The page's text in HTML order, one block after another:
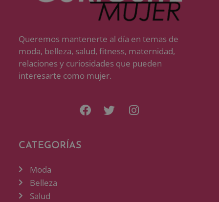
Queremos mantenerte al día en temas de
moda, belleza, salud, fitness, maternidad,
relaciones y curiosidades que pueden
interesarte como mujer.
CATEGORÍAS
Moda
Belleza
Salud